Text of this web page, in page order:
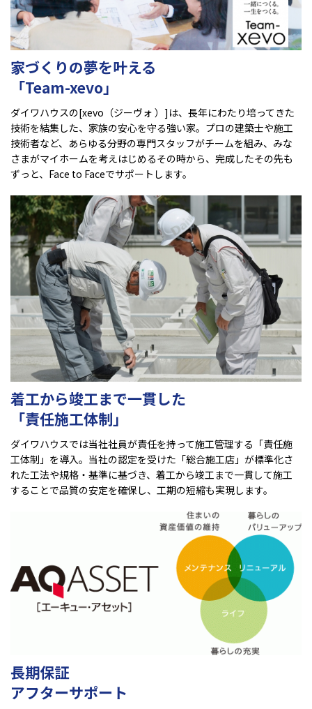
家づくりの夢を叶える
「Team-xevo」
ダイワハウスの[xevo（ジーヴォ ）]は、長年にわたり培ってきた
技術を結集した、家族の安心を守る強い家。プロの建築士や施工
技術者など、あらゆる分野の専門スタッフがチームを組み、みな
さまがマイホームを考えはじめるその時から、完成したその先も
ずっと、Face to Faceでサポートします。
着工から竣工まで一貫した
「責任施工体制」
ダイワハウスでは当社社員が責任を持って施工管理する「責任施
工体制」を導入。当社の認定を受けた「総合施工店」が標準化さ
れた工法や規格・基準に基づき、着工から竣工まで一貫して施工
することで品質の安定を確保し、工期の短縮も実現します。
長期保証
アフターサポート